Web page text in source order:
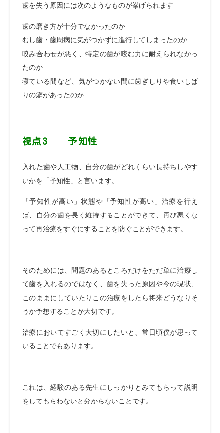
歯を失う原因には次のようなものが挙げられます
歯の磨き方が十分でなかったのか
むし歯・歯周病に気がつかずに進行してしまったのか
咬み合わせが悪く、特定の歯が咬む力に耐えられなかっ
たのか
寝ている間など、気がつかない間に歯ぎしりや食いしば
りの癖があったのか
視点3 予知性
入れた歯や人工物、自分の歯がどれくらい長持ちしやす
いかを「予知性」と言います。
「予知性が高い」状態や「予知性が高い」治療を行え
ば、自分の歯を長く維持することができて、再び悪くな
って再治療をすぐにすることを防ぐことができます。
そのためには、問題のあるところだけをただ単に治療し
て歯を入れるのではなく、歯を失った原因や今の現状、
このままにしていたりこの治療をしたら将来どうなりそ
うか予想することが大切です。
治療においてすごく大切にしたいと、常日頃僕が思って
いることでもあります。
これは、経験のある先生にしっかりとみてもらって説明
をしてもらわないと分からないことです。